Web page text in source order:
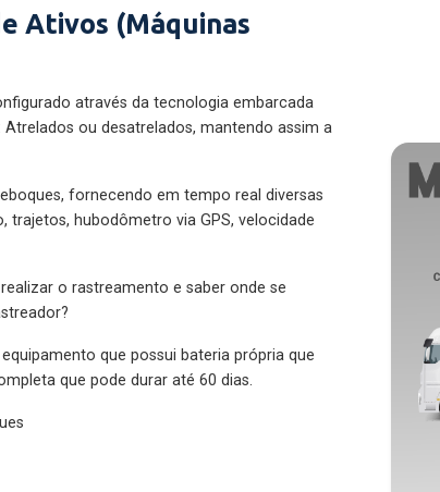
Ativos (Máquinas
através da tecnologia embarcada
ou desatrelados, mantendo assim a
fornecendo em tempo real diversas
hubodômetro via GPS, velocidade
o rastreamento e saber onde se
que possui bateria própria que
que pode durar até 60 dias.